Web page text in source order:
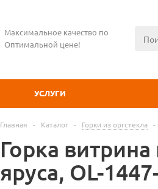
Максимальное качество по
Оптимальной цене!
УСЛУГИ
Главная - Каталог - Горки из оргстекла -
Горка
яруса, OL-